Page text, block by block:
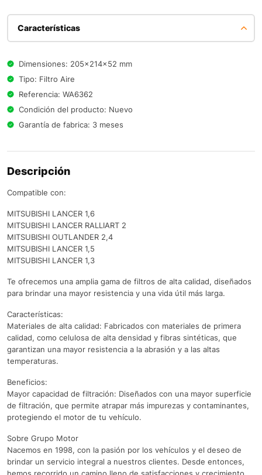
Características
Dimensiones: 205x214x52 mm
Tipo: Filtro Aire
Referencia: WA6362
Condición del producto: Nuevo
Garantía de fabrica: 3 meses
Descripción
Compatible con:
MITSUBISHI LANCER 1,6
MITSUBISHI LANCER RALLIART 2
MITSUBISHI OUTLANDER 2,4
MITSUBISHI LANCER 1,5
MITSUBISHI LANCER 1,3
Te ofrecemos una amplia gama de filtros de alta calidad, diseñados
para brindar una mayor resistencia y una vida útil más larga.
Características:
Materiales de alta calidad: Fabricados con materiales de primera
calidad, como celulosa de alta densidad y fibras sintéticas, que
garantizan una mayor resistencia a la abrasión y a las altas
temperaturas.
Beneficios:
Mayor capacidad de filtración: Diseñados con una mayor superficie
de filtración, que permite atrapar más impurezas y contaminantes,
protegiendo el motor de tu vehículo.
Sobre Grupo Motor
Nacemos en 1998, con la pasión por los vehículos y el deseo de
brindar un servicio integral a nuestros clientes. Desde entonces,